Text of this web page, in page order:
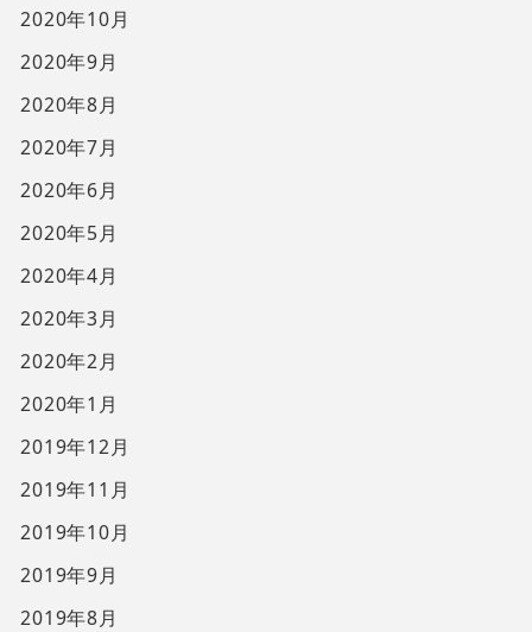
2020年10月
2020年9月
2020年8月
2020年7月
2020年6月
2020年5月
2020年4月
2020年3月
2020年2月
2020年1月
2019年12月
2019年11月
2019年10月
2019年9月
2019年8月